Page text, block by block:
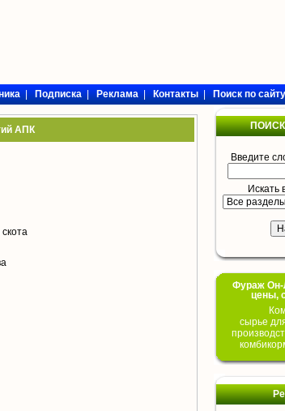
|Подписка|Реклама|Контакты|Поиск по сайту
АПК
Введите
Искать
Фураж Он-
цены,
сырье